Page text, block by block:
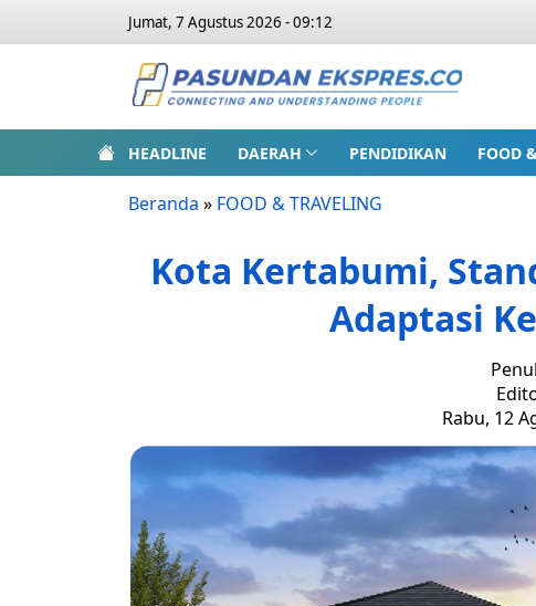
Jumat, 7 Agustus 2026 - 09:12
HEADLINE DAERAH PENDIDIKAN FOOD
Beranda » FOOD & TRAVELING
Kota Kertabumi,
Adaptasi
Rabu, 12